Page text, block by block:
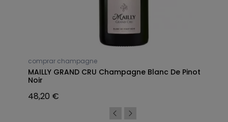
comprar champagne
MAILLY GRAND CRU Champagne Blanc De Pinot
Noir
48,20 €